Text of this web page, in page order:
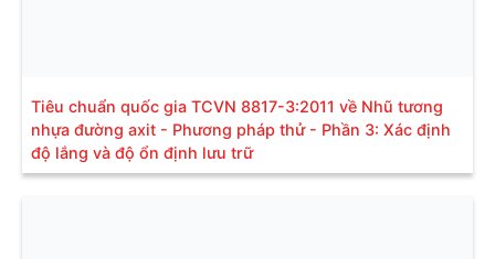
Tiêu chuẩn quốc gia TCVN 8817-3:2011 về Nhũ tương
nhựa đường axit - Phương pháp thử - Phần 3: Xác định
độ lắng và độ ổn định lưu trữ